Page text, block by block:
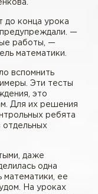
до конца урока
—
работы, —
математики.
вспомнить
Эти тесты
это
Для их решения
ребята
отдельных
даже
одна
математики, ее
На уроках